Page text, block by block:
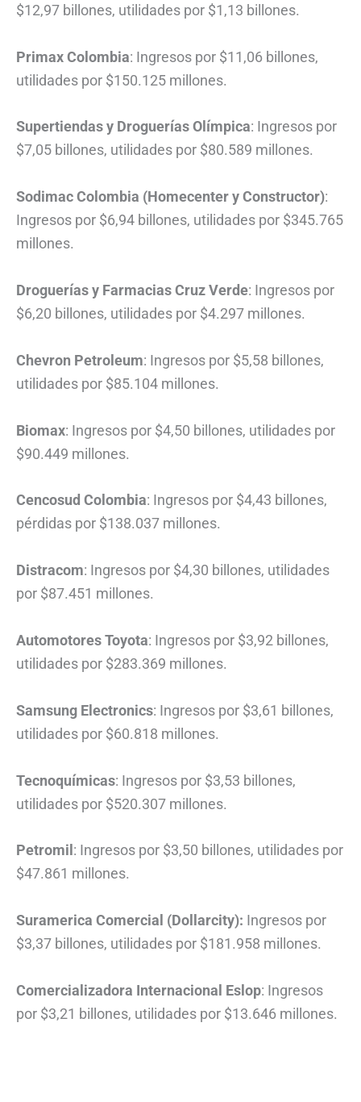
$12,97 billones, utilidades por $1,13 billones.
Primax Colombia: Ingresos por $11,06 billones,
utilidades por $150.125 millones.
Supertiendas y Droguerías Olímpica: Ingresos por
$7,05 billones, utilidades por $80.589 millones.
Sodimac Colombia (Homecenter y Constructor):
Ingresos por $6,94 billones, utilidades por $345.765
millones.
Droguerías y Farmacias Cruz Verde: Ingresos por
$6,20 billones, utilidades por $4.297 millones.
Chevron Petroleum: Ingresos por $5,58 billones,
utilidades por $85.104 millones.
Biomax: Ingresos por $4,50 billones, utilidades por
$90.449 millones.
Cencosud Colombia: Ingresos por $4,43 billones,
pérdidas por $138.037 millones.
Distracom: Ingresos por $4,30 billones, utilidades
por $87.451 millones.
Automotores Toyota: Ingresos por $3,92 billones,
utilidades por $283.369 millones.
Samsung Electronics: Ingresos por $3,61 billones,
utilidades por $60.818 millones.
Tecnoquímicas: Ingresos por $3,53 billones,
utilidades por $520.307 millones.
Petromil : Ingresos por $3,50 billones, utilidades por
$47.861 millones.
Suramerica Comercial (Dollarcity): Ingresos por
$3,37 billones, utilidades por $181.958 millones.
Comercializadora Internacional Eslop: Ingresos
por $3,21 billones, utilidades por $13.646 millones.